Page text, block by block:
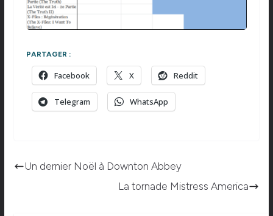
PARTAGER :
Facebook X Reddit
Telegram WhatsApp
Un dernier Noël à Downton Abbey
La tornade Mistress America